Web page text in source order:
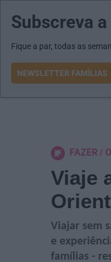
MENU MAIL JORNAIS
FAZER
Viaje
Viajar sem
e
famílias -
Subscreva
Fique a par, todas as
NEWSLETTER FAMÍLIAS